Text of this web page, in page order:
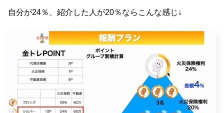
自分が24％、紹介した人が20％ならこんな感じ↓